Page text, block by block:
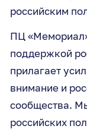
российским
ПЦ
поддержкой
прилагает
внимание и
сообщества.
российских